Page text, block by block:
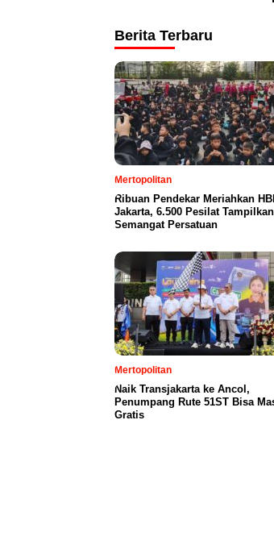
Berita Terbaru
Mertopolitan
Ribuan Pendekar Meriahkan
Jakarta, 6.500 Pesilat Tampilkan
Semangat Persatuan
Mertopolitan
Naik Transjakarta ke Ancol,
Penumpang Rute 51ST Bisa
Gratis